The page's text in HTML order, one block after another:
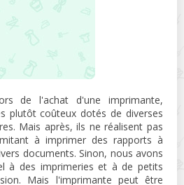
de l'achat d'une imprimante,
plutôt coûteux dotés de diverses
Mais après, ils ne réalisent pas
à imprimer des rapports à
documents. Sinon, nous avons
à des imprimeries et à de petits
Mais l'imprimante peut être